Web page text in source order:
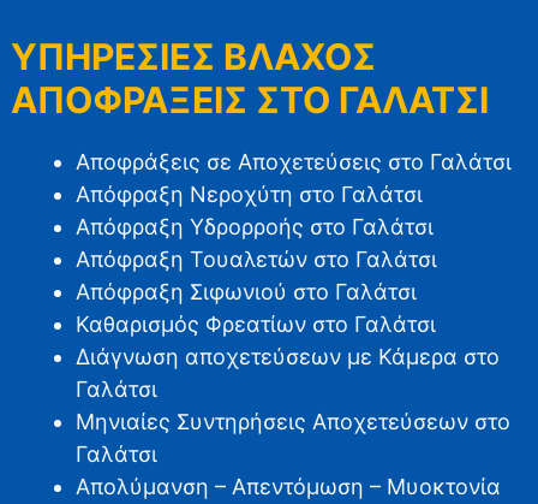
ΥΠΗΡΕΣΙΕΣ ΒΛΑΧΟΣ
ΑΠΟΦΡΑΞΕΙΣ ΣΤΟ ΓΑΛΑΤΣΙ
Αποφράξεις σε Αποχετεύσεις στο Γαλάτσι
Απόφραξη Νεροχύτη στο Γαλάτσι
Απόφραξη Υδρορροής στο Γαλάτσι
Απόφραξη Τουαλετών στο Γαλάτσι
Απόφραξη Σιφωνιού στο Γαλάτσι
Καθαρισμός Φρεατίων στο Γαλάτσι
Διάγνωση αποχετεύσεων με Κάμερα στο
Γαλάτσι
Μηνιαίες Συντηρήσεις Αποχετεύσεων στο
Γαλάτσι
Απολύμανση – Απεντόμωση – Μυοκτονία